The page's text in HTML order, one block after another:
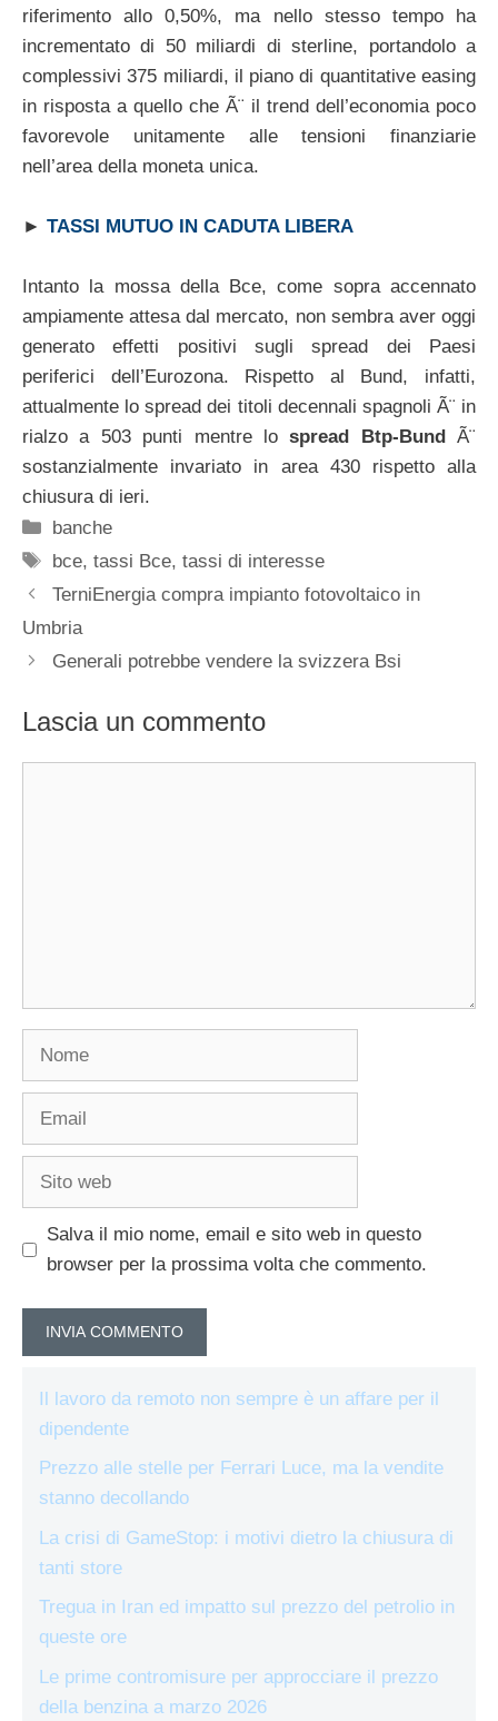
riferimento allo 0,50%, ma nello stesso tempo ha
incrementato di 50 miliardi di sterline, portandolo a
complessivi 375 miliardi, il piano di quantitative easing
in risposta a quello che Ã¨ il trend dell’economia poco
favorevole unitamente alle tensioni finanziarie
nell’area della moneta unica.
► TASSI MUTUO IN CADUTA LIBERA
Intanto la mossa della Bce, come sopra accennato
ampiamente attesa dal mercato, non sembra aver oggi
generato effetti positivi sugli spread dei Paesi
periferici dell’Eurozona. Rispetto al Bund, infatti,
attualmente lo spread dei titoli decennali spagnoli Ã¨ in
rialzo a 503 punti mentre lospread Btp-BundÃ¨
sostanzialmente invariato in area 430 rispetto alla
chiusura di ieri.
Categorie
banche
Tag
bce,tassi Bce,tassi di interesse
TerniEnergia compra impianto fotovoltaico in
Umbria
Generali potrebbe vendere la svizzera Bsi
Lascia un commento
Nome
Email
Sito
Salva il mio nome, email e sito web in questo
browser per la prossima volta che commento.
Il lavoro da remoto non sempre è un affare per il
dipendente
Prezzo alle stelle per Ferrari Luce, ma la vendite
stanno decollando
La crisi di GameStop: i motivi dietro la chiusura di
tanti store
Tregua in Iran ed impatto sul prezzo del petrolio in
queste ore
Le prime contromisure per approcciare il prezzo
della benzina a marzo 2026